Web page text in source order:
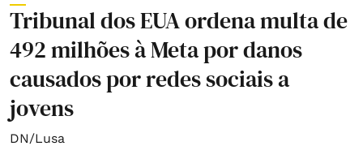
Tribunal dos EUA ordena multa de
492 milhões à Meta por danos
causados por redes sociais a
jovens
DN/Lusa